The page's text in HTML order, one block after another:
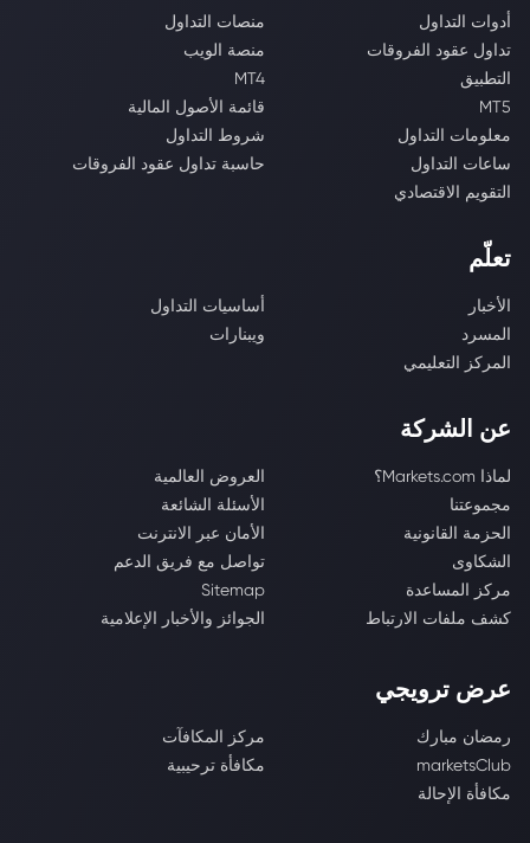
أدوات التداول
منصات التداول
تداول عقود الفروقات
منصة الويب
التطبيق
MT4
MT5
قائمة الأصول المالية
معلومات التداول
شروط التداول
ساعات التداول
حاسبة تداول عقود الفروقات
التقويم الاقتصادي
تعلّم
الأخبار
أساسيات التداول
المسرد
ويبنارات
المركز التعليمي
عن الشركة
لماذا Markets.com؟
العروض العالمية
مجموعتنا
الأسئلة الشائعة
الحزمة القانونية
الأمان عبر الانترنت
الشكاوى
تواصل مع فريق الدعم
مركز المساعدة
Sitemap
كشف ملفات الارتباط
الجوائز والأخبار الإعلامية
عرض ترويجي
رمضان مبارك
مركز المكافآت
marketsClub
مكافأة ترحيبية
مكافأة الإحالة